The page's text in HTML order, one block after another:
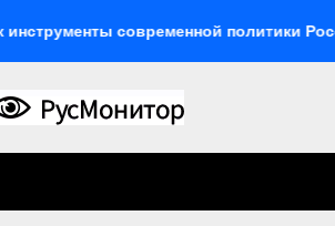
современной политики России